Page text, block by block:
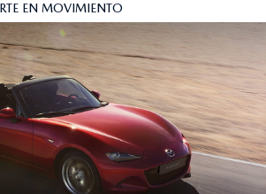
EN MOVIMIENTO